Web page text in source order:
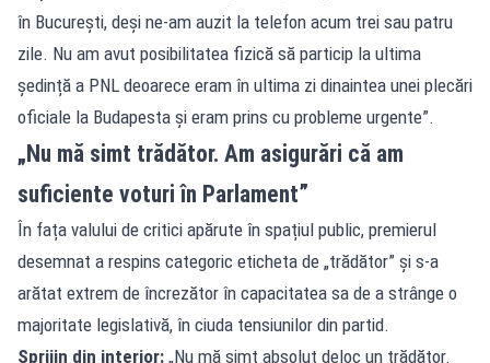
în București, deși ne-am auzit la telefon acum trei sau patru
zile. Nu am avut posibilitatea fizică să particip la ultima
ședință a PNL deoarece eram în ultima zi dinaintea unei plecări
oficiale la Budapesta și eram prins cu probleme urgente”.
„Nu mă simt trădător. Am asigurări că am
suficiente voturi în Parlament”
În fața valului de critici apărute în spațiul public, premierul
desemnat a respins categoric eticheta de „trădător” și s-a
arătat extrem de încrezător în capacitatea sa de a strânge o
majoritate legislativă, în ciuda tensiunilor din partid.
Sprijin din interior: „Nu mă simt absolut deloc un trădător.